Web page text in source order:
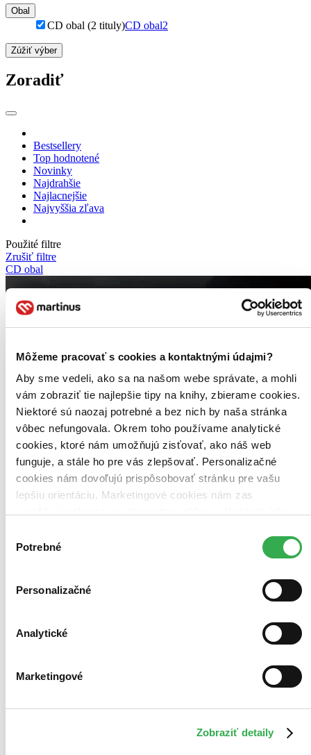
Môžeme pracovať s cookies a kontaktnými údajmi?
Aby sme vedeli, ako sa na našom webe správate, a mohli
vám zobraziť tie najlepšie tipy na knihy, zbierame cookies.
Niektoré sú naozaj potrebné a bez nich by naša stránka
vôbec nefungovala. Okrem toho používame analytické
cookies, ktoré nám umožňujú zisťovať, ako náš web
funguje, a stále ho pre vás zlepšovať. Personalizačné
cookies nám dovoľujú prispôsobovať stránku pre vašu
lepšiu orientáciu. Marketingové cookies nám zas
keby sme mohli používať všetky tieto cookies. Ďakujeme!
súhlasu
Potrebné
Personalizačné
Analytické
Marketingové
Zobraziť detaily
Obal
CD obal (2 tituly)CD obal2
Zúžiť výber
Zoradiť
Bestsellery
Top hodnotené
Novinky
Najdrahšie
Najlacnejšie
Najvyššia zľava
Použité filtre
Zrušiť filtre
CD obal
Stevon: Remember
Slovenský producent elektro-dynamickej hudby (EDM) Stevon
videoklipoch. Stevon predstavil k albumu videoklip s ekologickou
Hudobné CD